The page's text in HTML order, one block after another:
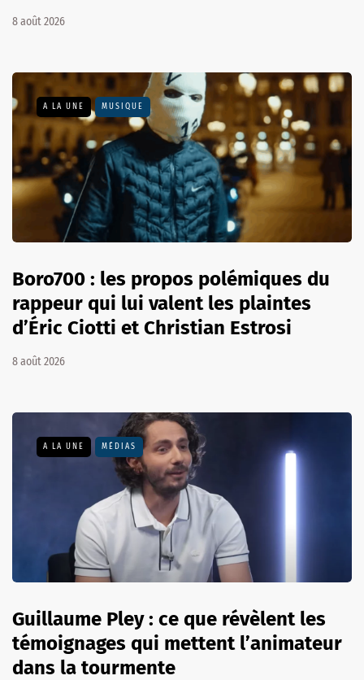
8 août 2026
A LA UNE MUSIQUE
Boro700 : les propos polémiques du
rappeur qui lui valent les plaintes
d’Éric Ciotti et Christian Estrosi
8 août 2026
A LA UNE MÉDIAS
Guillaume Pley : ce que révèlent les
témoignages qui mettent l’animateur
dans la tourmente